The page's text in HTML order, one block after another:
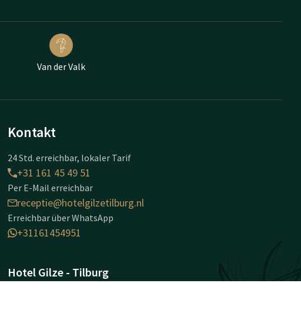
Van der Valk
Kontakt
24 Std. erreichbar, lokaler Tarif
+31 161 45 49 51
Per E-Mail erreichbar
receptie@hotelgilzetilburg.nl
Erreichbar über WhatsApp
+31161454951
Hotel Gilze - Tilburg